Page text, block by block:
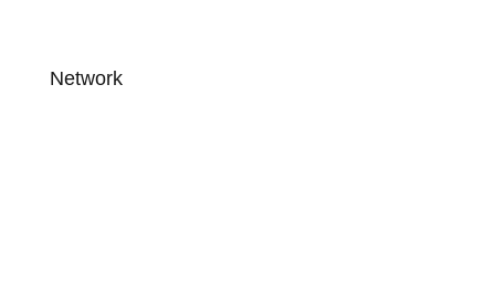
Network